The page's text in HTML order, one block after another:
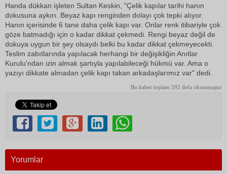
Handa dükkan işleten Sultan Keskin, "Çelik kapılar tarihi hanın
dokusuna aykırı. Beyaz kapı renginden dolayı çok tepki alıyor.
Hanın içerisinde 6 tane daha çelik kapı var. Onlar renk itibariyle çok
göze batmadığı için o kadar dikkat çekmedi. Rengi beyaz değil de
dokuya uygun bir şey olsaydı belki bu kadar dikkat çekmeyecekti.
Teslim zabıtlarında yapılacak herhangi bir değişikliğin Anıtlar
Kurulu'ndan izin almak şartıyla yapılabileceği hükmü var. Ama o
yazıyı dikkate almadan çelik kapı takan arkadaşlarımız var" dedi.
Bu haber toplam 592 defa okunmuştur
Yorumlar